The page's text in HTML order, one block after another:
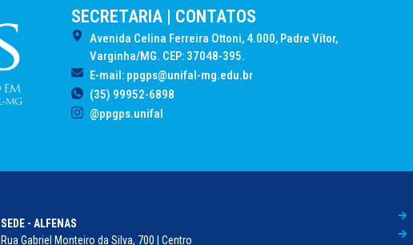
SECRETARIA | CONTATOS
Avenida Celina Ferreira Ottoni, 4.000, Padre Vítor,
Varginha/MG. CEP: 37048-395.
E-mail: ppgps@unifal-mg.edu.br
(35) 99952-6898
@ppgps.unifal
SEDE - ALFENAS
Rua Gabriel Monteiro da Silva, 700 | Centro